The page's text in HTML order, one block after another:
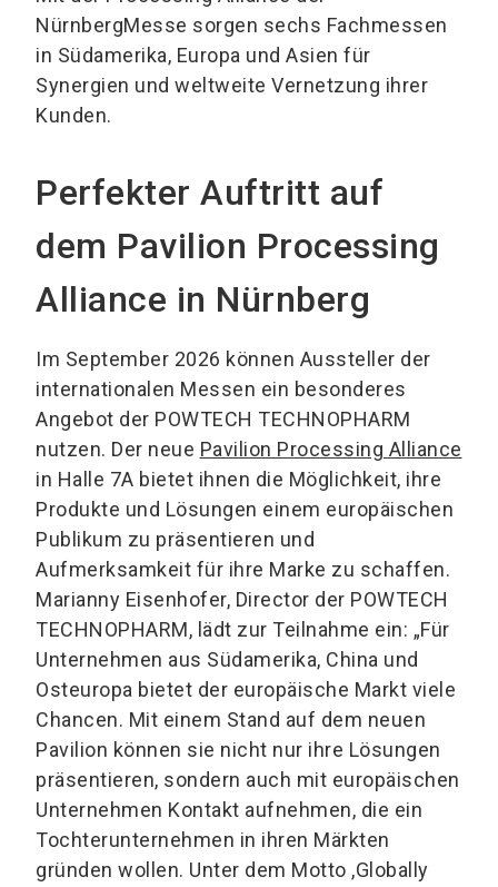
NürnbergMesse sorgen sechs Fachmessen
in Südamerika, Europa und Asien für
Synergien und weltweite Vernetzung ihrer
Kunden.
Perfekter Auftritt auf
dem Pavilion Processing
Alliance in Nürnberg
Im September 2026 können Aussteller der
internationalen Messen ein besonderes
Angebot der POWTECH TECHNOPHARM
nutzen. Der neue Pavilion Processing Alliance
in Halle 7A bietet ihnen die Möglichkeit, ihre
Produkte und Lösungen einem europäischen
Publikum zu präsentieren und
Aufmerksamkeit für ihre Marke zu schaffen.
Marianny Eisenhofer, Director der POWTECH
TECHNOPHARM, lädt zur Teilnahme ein: „Für
Unternehmen aus Südamerika, China und
Osteuropa bietet der europäische Markt viele
Chancen. Mit einem Stand auf dem neuen
Pavilion können sie nicht nur ihre Lösungen
präsentieren, sondern auch mit europäischen
Unternehmen Kontakt aufnehmen, die ein
Tochterunternehmen in ihren Märkten
gründen wollen. Unter dem Motto ,Globally